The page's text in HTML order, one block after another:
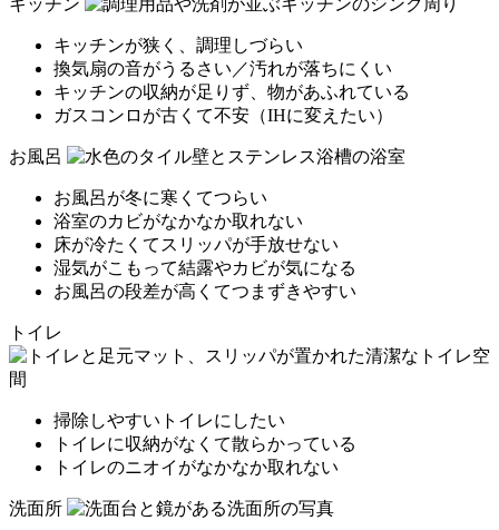
キッチンが狭く、調理しづらい
換気扇の音がうるさい／汚れが落ちにくい
キッチンの収納が足りず、物があふれている
ガスコンロが古くて不安（IHに変えたい）
お風呂
お風呂が冬に寒くてつらい
浴室のカビがなかなか取れない
床が冷たくてスリッパが手放せない
湿気がこもって結露やカビが気になる
お風呂の段差が高くてつまずきやすい
トイレ
掃除しやすいトイレにしたい
トイレに収納がなくて散らかっている
トイレのニオイがなかなか取れない
洗面所